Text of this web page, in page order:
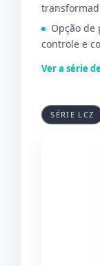
Opção
controle e
Ver a série
SÉRIE LCZ